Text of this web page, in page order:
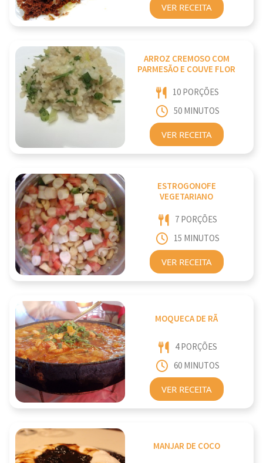
VER RECEITA
ARROZ CREMOSO COM
PARMESÃO E COUVE FLOR
10 PORÇÕES
50 MINUTOS
VER RECEITA
ESTROGONOFE
VEGETARIANO
7 PORÇÕES
15 MINUTOS
VER RECEITA
MOQUECA DE RÃ
4 PORÇÕES
60 MINUTOS
VER RECEITA
MANJAR DE COCO